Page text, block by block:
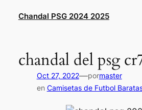
Chandal PSG 2024 2025
chandal del psg
Oct 27, 2022—pormaster
en Camisetas de Futbol